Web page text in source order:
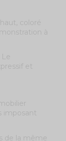
coloré
à
et
imposant
de la même